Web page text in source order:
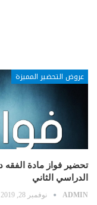
عروض التحضير المميزة
تحضير فواز مادة
الدراسي الثاني
ADMIN نوفمبر 28, 2019